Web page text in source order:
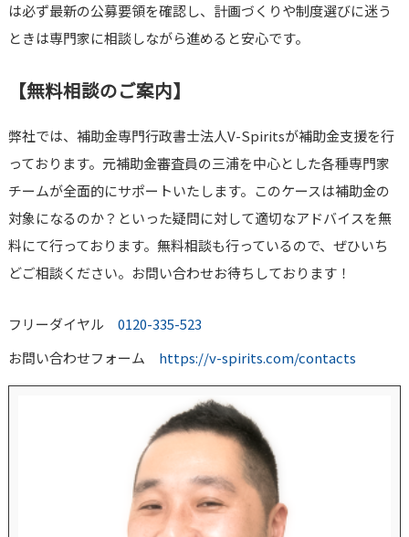
は必ず最新の公募要領を確認し、計画づくりや制度選びに迷う
ときは専門家に相談しながら進めると安心です。
【無料相談のご案内】
弊社では、補助金専門行政書士法人V-Spiritsが補助金支援を行
っております。元補助金審査員の三浦を中心とした各種専門家
チームが全面的にサポートいたします。このケースは補助金の
対象になるのか？といった疑問に対して適切なアドバイスを無
料にて行っております。無料相談も行っているので、ぜひいち
どご相談ください。お問い合わせお待ちしております！
フリーダイヤル 0120-335-523
お問い合わせフォーム https://v-spirits.com/contacts